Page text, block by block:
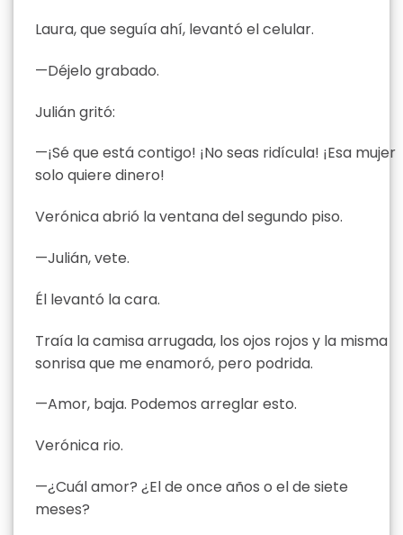
Laura, que seguía ahí, levantó el celular.
—Déjelo grabado.
Julián gritó:
—¡Sé que está contigo! ¡No seas ridícula! ¡Esa mujer
solo quiere dinero!
Verónica abrió la ventana del segundo piso.
—Julián, vete.
Él levantó la cara.
Traía la camisa arrugada, los ojos rojos y la misma
sonrisa que me enamoró, pero podrida.
—Amor, baja. Podemos arreglar esto.
Verónica rio.
—¿Cuál amor? ¿El de once años o el de siete
meses?